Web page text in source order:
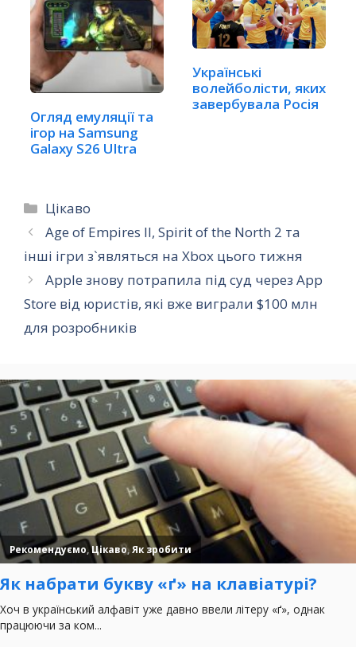
Огляд емуляції та
ігор на Samsung
Galaxy S26 Ultra
Українські
волейболісти, яких
завербувала Росія
Категорії
Цікаво
Age of Empires II, Spirit of the North 2 та
інші ігри з`являться на Xbox цього тижня
Apple знову потрапила під суд через App
Store від юристів, які вже виграли $100 млн
для розробників